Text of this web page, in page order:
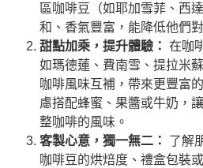
區咖啡豆（如耶加雪菲、西
和、香氣豐富，能降低他們
甜點加乘，提升體驗： 在咖
如瑪德蓮、費南雪、提拉米
咖啡風味互補，帶來更豐富
慮搭配蜂蜜、果醬或牛奶，
整咖啡的風味。
客製心意，獨一無二：
了解
咖啡豆的烘焙度、禮盒包裝